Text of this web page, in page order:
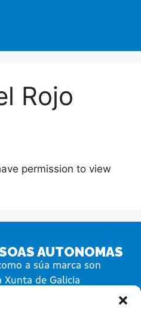
Rojo
permission to view
AUTONOMAS
a súa marca son
Xunta de Galicia